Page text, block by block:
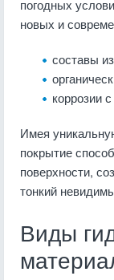
погодных
новых и
составы
коррозии
Имея
покрытие
поверхности,
тонкий
Виды